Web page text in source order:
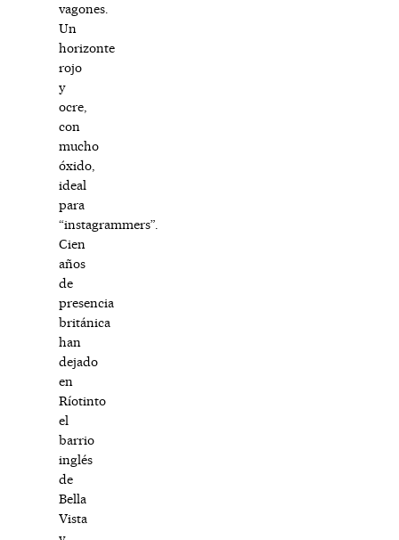
vagones.
Un
horizonte
rojo
y
ocre,
con
mucho
óxido,
ideal
para
“instagrammers”.
Cien
años
de
presencia
británica
han
dejado
en
Ríotinto
el
barrio
inglés
de
Bella
Vista